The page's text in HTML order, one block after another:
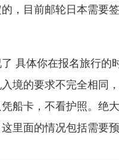
，目前邮轮日本需要
具体你在报名旅行的
境的要求不完全相同
船卡，不看护照。绝
里面的情况包括需要